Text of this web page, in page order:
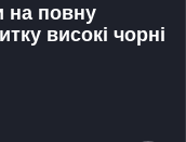
на повну
високі чорні